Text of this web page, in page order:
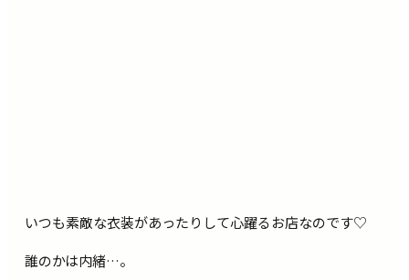
いつも素敵な衣装があったりして心躍るお店なのです♡
誰のかは内緒…。